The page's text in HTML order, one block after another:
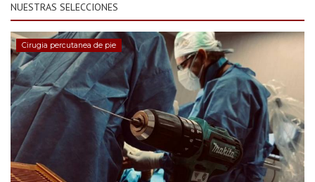
NUESTRAS SELECCIONES
Cirugia percutanea de pie